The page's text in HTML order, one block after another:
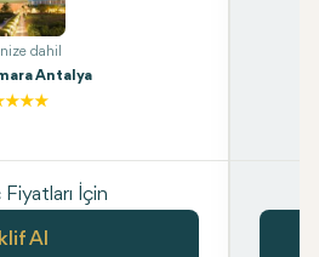
dahil
Antalya
Fiyatları İçin
Al